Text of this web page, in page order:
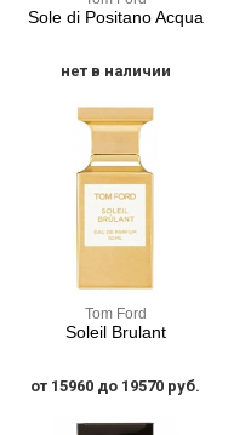
Sole di Positano Acqua
нет в наличии
Tom Ford
Soleil Brulant
от 15960 до 19570 руб.